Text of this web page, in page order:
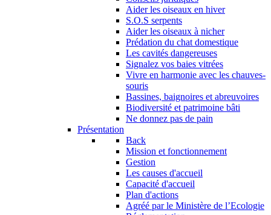
Aider les oiseaux en hiver
S.O.S serpents
Aider les oiseaux à nicher
Prédation du chat domestique
Les cavités dangereuses
Signalez vos baies vitrées
Vivre en harmonie avec les chauves-
souris
Bassines, baignoires et abreuvoires
Biodiversité et patrimoine bâti
Ne donnez pas de pain
Présentation
Back
Mission et fonctionnement
Gestion
Les causes d'accueil
Capacité d'accueil
Plan d'actions
Agréé par le Ministère de l’Ecologie